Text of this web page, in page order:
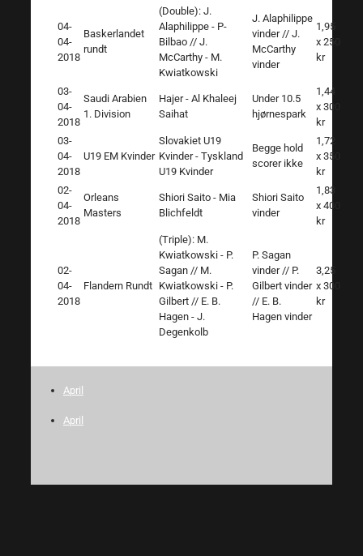
04-
04-
2018
Baskerlandet
rundt
(Double): J.
Alaphilippe - P-
Bilbao // J.
McCarthy - M.
Kwiatkowski
J. Alaphilippe
vinder // J.
McCarthy
vinder
1,95
x 250
kr
03-
04-
2018
Saudi Arabien
1. Division
Hajer - Al Khaleej
Saihat
Under 10.5
hjørnespark
1,44
x 300
kr
03-
04-
2018
U19 EM Kvinder
Slovakiet U19
Kvinder - Tyskland
U19 Kvinder
Begge hold
scorer ikke
1,72
x 350
kr
02-
04-
2018
Orleans
Masters
Shiori Saito - Mia
Blichfeldt
Shiori Saito
vinder
1,83
x 400
kr
02-
04-
2018
Flandern Rundt
(Triple): M.
Kwiatkowski - P.
Sagan // M.
Kwiatkowski - P.
Gilbert // E. B.
Hagen - J.
Degenkolb
P. Sagan
vinder // P.
Gilbert vinder
// E. B.
Hagen vinder
3,25
x 300
kr
April
April